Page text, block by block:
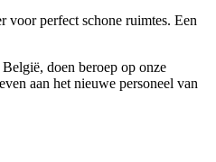
voor perfect schone ruimtes. Een
doen beroep op onze
aan het nieuwe personeel van